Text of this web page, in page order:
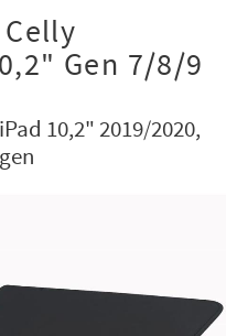
Gen 7/8/9
10,2" 2019/2020,